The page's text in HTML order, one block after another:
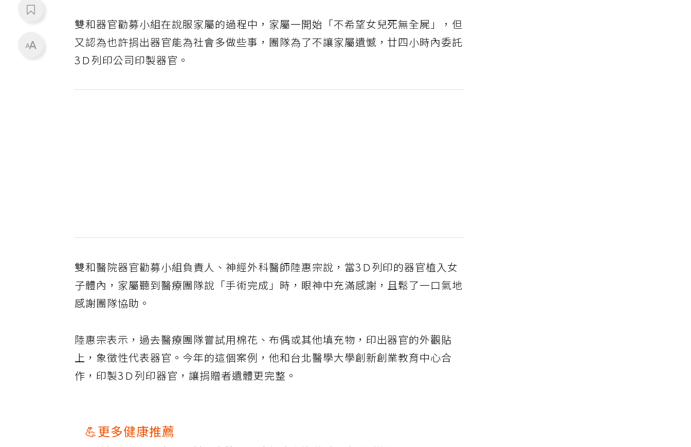
雙和器官勸募小組在說服家屬的過程中，家屬一開始「不希望女兒死無全屍」，但
又認為也許捐出器官能為社會多做些事，團隊為了不讓家屬遺憾，廿四小時內委託
3Ｄ列印公司印製器官。
雙和醫院器官勸募小組負責人、神經外科醫師陸惠宗說，當3Ｄ列印的器官植入女
子體內，家屬聽到醫療團隊說「手術完成」時，眼神中充滿感謝，且鬆了一口氣地
感謝團隊協助。
陸惠宗表示，過去醫療團隊嘗試用棉花、布偶或其他填充物，印出器官的外觀貼
上，象徵性代表器官。今年的這個案例，他和台北醫學大學創新創業教育中心合
作，印製3Ｄ列印器官，讓捐贈者遺體更完整。
💪更多健康推薦